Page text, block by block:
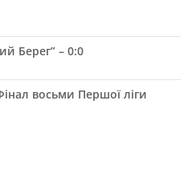
Берег” – 0:0
восьми Першої ліги